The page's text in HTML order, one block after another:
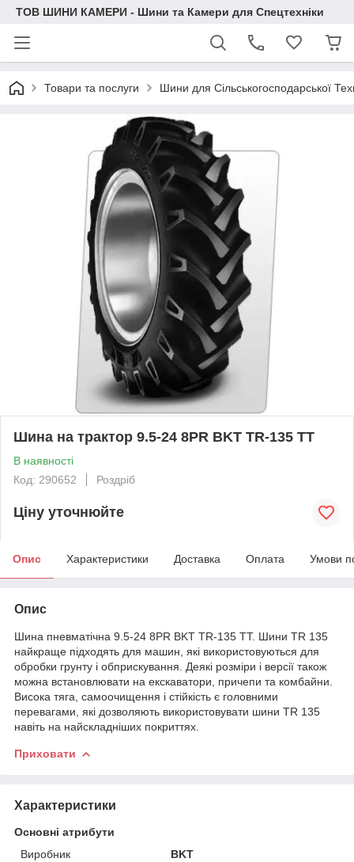
ТОВ ШИНИ КАМЕРИ - Шини та Камери для Спецтехніки
Товари та послуги Шини для Сільськогосподарської
Шина на трактор 9.5-24 8PR BKT TR-135 TT
В наявності
Код: 290652
Роздріб
Ціну уточнюйте
Опис Характеристики Доставка Оплата Умови
Опис
Шина пневматічна 9.5-24 8PR BKT TR-135 TT. Шини TR 135
найкраще підходять для машин, які використовуються для
обробки грунту і обприскування. Деякі розміри і версії також
можна встановлювати на екскаватори, причепи та комбайни.
Висока тяга, самоочищення і стійкість є головними
перевагами, які дозволяють використовувати шини TR 135
навіть на найскладніших покриттях.
Приховати
Характеристики
Основні атрибути
Виробник
BKT